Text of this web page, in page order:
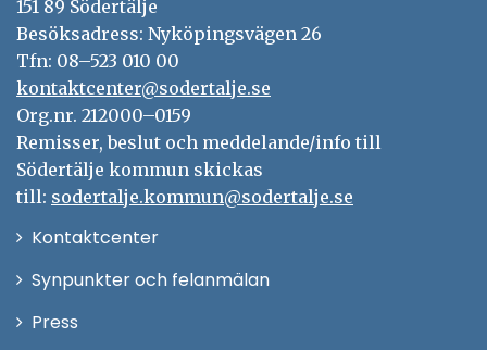
151 89 Södertälje
Besöksadress: Nyköpingsvägen 26
Tfn: 08–523 010 00
kontaktcenter@sodertalje.se
Org.nr. 212000–0159
Remisser, beslut och meddelande/info till
Södertälje kommun skickas
till: sodertalje.kommun@sodertalje.se
KontaktcenterÖppna
Synpunkter och felanmälan
Press